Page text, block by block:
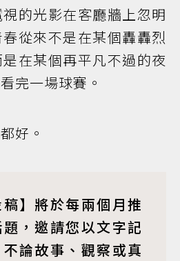
的光影在客廳牆上忽明
從來不是在某個轟轟烈
在某個再平凡不過的夜
完一場球賽。
好。
稿】將於每兩個月推
，邀請您以文字記
論故事、觀察或真